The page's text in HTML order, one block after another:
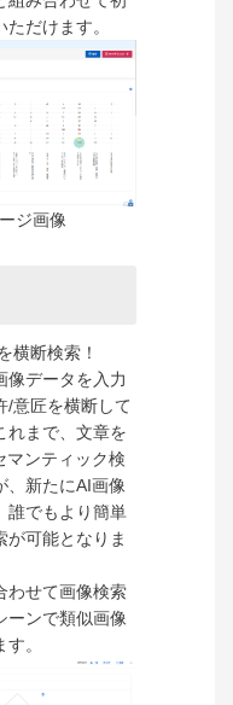
だけます。
ジ画像
横断検索！
像データを入力
/意匠を横断して
れまで、文章を
マンティック検
、新たにAI画像
誰でもより簡単
が可能となりま
わせて画像検索
ーンで類似画像
。